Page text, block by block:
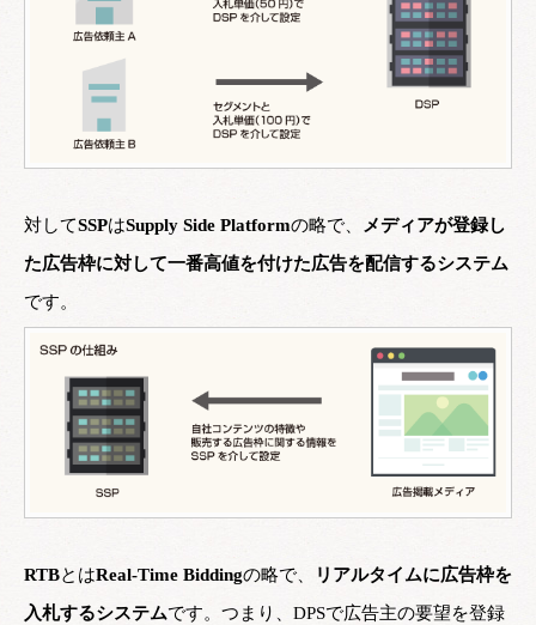
対してSSPはSupply Side Platformの略で、
メディアが登録し
た広告枠に対して一番高値を付けた広告を配信するシステム
です。
RTBとはReal-Time Biddingの略で、
リアルタイムに広告枠を
入札するシステムです。つまり、DPSで広告主の要望を登録